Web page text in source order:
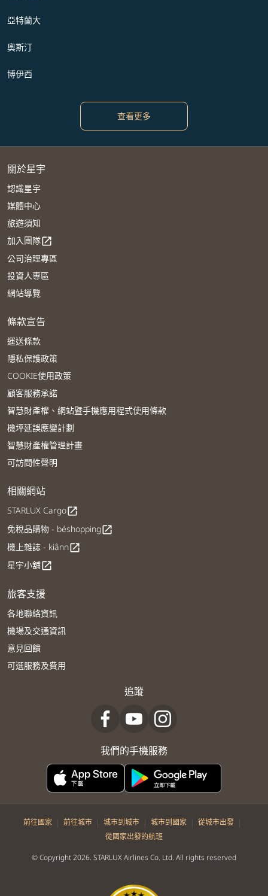
亞特蘭大
奧斯汀
博伊西
查看更多
關於星宇
認識星宇
媒體中心
旅遊須知
加入團隊open_in_new
公司治理專區
投資人專區
網站導覽
條款宣告
運送條款
隱私保護政策
COOKIE使用政策
顧客服務承諾
智慧財產權、網站暨手機應用程式使用條款
機坪延誤應變計劃
智慧財產權管理計畫
可訪問性聲明
相關網站
STARLUX Cargoopen_in_new
免稅品購物 - béshoppingopen_in_new
機上雜誌 - kiânnopen_in_new
星宇小舖open_in_new
旅客支援
各地聯絡資訊
機場及交通資訊
意見回饋
可選服務及費用
追蹤
我們的手機服務
前往國家 | 前往城市 | 城市到城市 | 城市到國家 | 從城市出發 |
從國家出發的航班
© Copyright 2026. STARLUX Airlines Co. Ltd. All rights reserved